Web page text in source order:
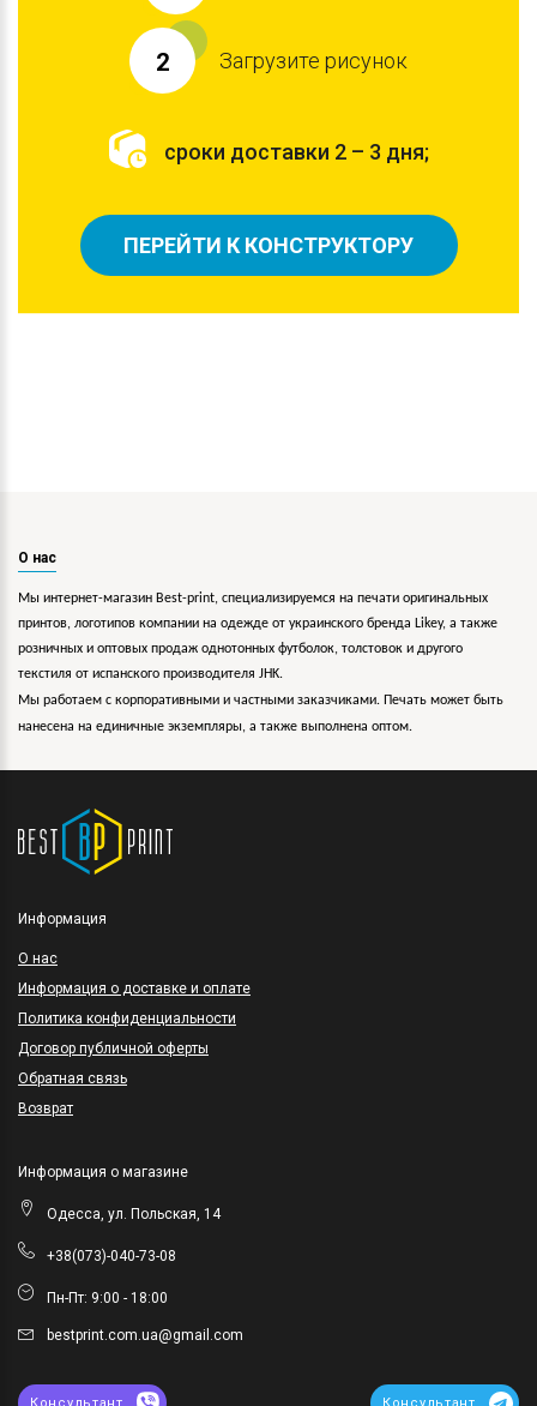
2 Загрузите рисунок
сроки доставки 2 – 3 дня;
ПЕРЕЙТИ К КОНСТРУКТОРУ
О нас
Мы интернет-магазин Best-print, специализируемся на печати оригинальных
принтов, логотипов компании на одежде от украинского бренда Likey, а также
розничных и оптовых продаж однотонных футболок, толстовок и другого
текстиля от испанского производителя JHK.
Мы работаем с корпоративными и частными заказчиками. Печать может быть
нанесена на единичные экземпляры, а также выполнена оптом.
Информация
O нас
Информация о доставке и оплате
Политика конфиденциальности
Договор публичной оферты
Обратная связь
Возврат
Информация о магазине
Одесса, ул. Польская, 14
+38(073)-040-73-08
Пн-Пт: 9:00 - 18:00
bestprint.com.ua@gmail.com
Консультант Консультант